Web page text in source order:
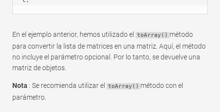
En el ejemplo anterior, hemos utilizado el toArray() método
para convertir la lista de matrices en una matriz. Aquí, el método
no incluye el parámetro opcional. Por lo tanto, se devuelve una
matriz de objetos.
Nota : Se recomienda utilizar el toArray() método con el
parámetro.